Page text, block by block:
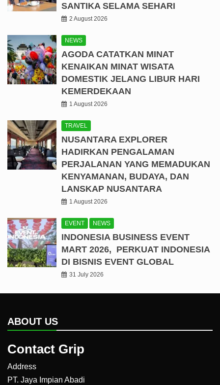
SANTIKA SELAMA SEHARI
2 August 2026
NEWS
AGODA CATATKAN MINAT
KENAIKAN MINAT WISATA
DOMESTIK JELANG LIBUR HARI
KEMERDEKAAN
1 August 2026
TRAVEL
NUSANTARA EXPLORER
HADIRKAN PENGALAMAN
PERJALANAN YANG MEMADUKAN
KENYAMANAN, BUDAYA, DAN
LANSKAP NUSANTARA
1 August 2026
EVENT NEWS
INDONESIA BUSINESS EVENT
MART 2026, PERKUAT INDONESIA
DI BISNIS EVENT GLOBAL
31 July 2026
ABOUT US
Contact Grip
Address
PT. Jaya Impian Abadi